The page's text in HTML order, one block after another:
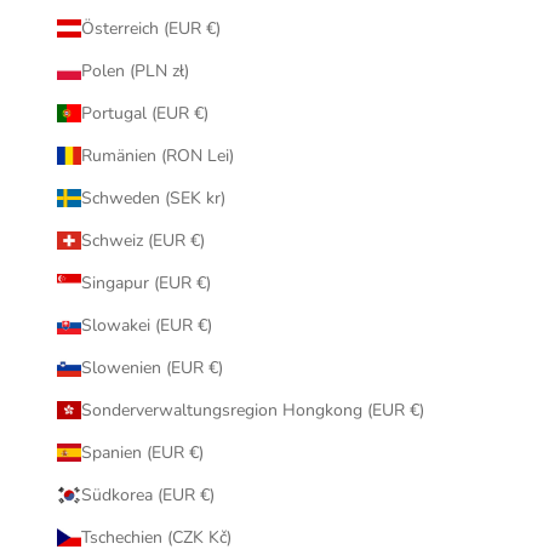
Österreich (EUR €)
Polen (PLN zł)
Portugal (EUR €)
Rumänien (RON Lei)
Schweden (SEK kr)
Schweiz (EUR €)
Singapur (EUR €)
Slowakei (EUR €)
Slowenien (EUR €)
Sonderverwaltungsregion Hongkong (EUR €)
Spanien (EUR €)
Südkorea (EUR €)
Tschechien (CZK Kč)